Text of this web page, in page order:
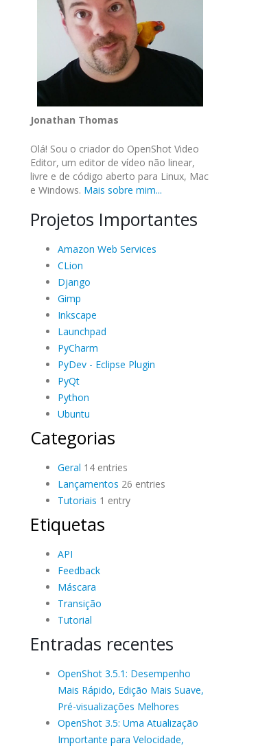
Jonathan Thomas
Olá! Sou o criador do OpenShot Video
Editor, um editor de vídeo não linear,
livre e de código aberto para Linux, Mac
e Windows. Mais sobre mim...
Projetos Importantes
Amazon Web Services
CLion
Django
Gimp
Inkscape
Launchpad
PyCharm
PyDev - Eclipse Plugin
PyQt
Python
Ubuntu
Categorias
Geral 14 entries
Lançamentos 26 entries
Tutoriais 1 entry
Etiquetas
API
Feedback
Máscara
Transição
Tutorial
Entradas recentes
OpenShot 3.5.1: Desempenho
Mais Rápido, Edição Mais Suave,
Pré-visualizações Melhores
OpenShot 3.5: Uma Atualização
Importante para Velocidade,